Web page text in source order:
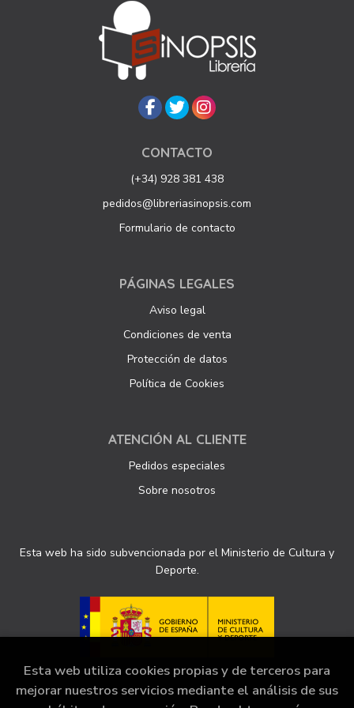
CONTACTO
(+34) 928 381 438
pedidos@libreriasinopsis.com
Formulario de contacto
PÁGINAS LEGALES
Aviso legal
Condiciones de venta
Protección de datos
Política de Cookies
ATENCIÓN AL CLIENTE
Pedidos especiales
Sobre nosotros
Esta web ha sido subvencionada por el Ministerio de Cultura y
Deporte.
Esta web utiliza cookies propias y de terceros para
mejorar nuestros servicios mediante el análisis de sus